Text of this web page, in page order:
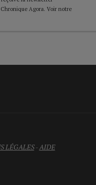
Agora. Voir notre
LÉGALES-AIDE